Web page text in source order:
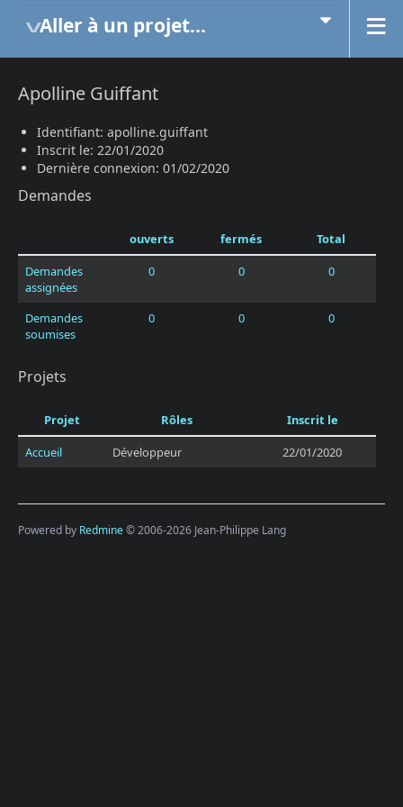
Aller à un projet...
Apolline Guiffant
Identifiant: apolline.guiffant
Inscrit le: 22/01/2020
Dernière connexion: 01/02/2020
Demandes
ouverts fermés
Total
Demandes
assignées
0 0 0
Demandes
soumises
0 0 0
Projets
Projet Rôles
Inscrit le
Accueil
Développeur 22/01/2020
Powered by Redmine© 2006-2026 Jean-Philippe Lang